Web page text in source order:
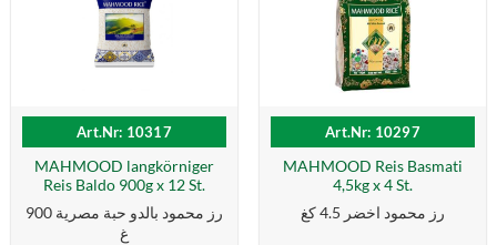
Art.Nr: 10317
MAHMOOD langkörniger
Reis Baldo 900g x 12 St.
رز محمود بالدو حبة مصرية 900
غ
Art.Nr: 10297
MAHMOOD Reis Basmati
4,5kg x 4 St.
رز محمود اخضر 4.5 كغ